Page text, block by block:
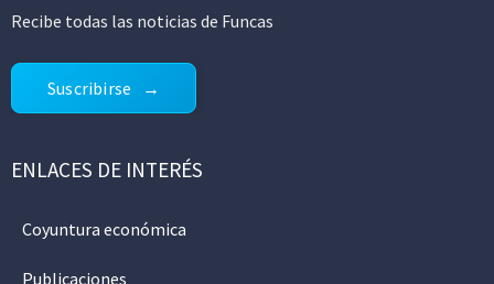
Recibe todas las noticias de Funcas
Suscribirse
ENLACES DE INTERÉS
Coyuntura económica
Publicaciones